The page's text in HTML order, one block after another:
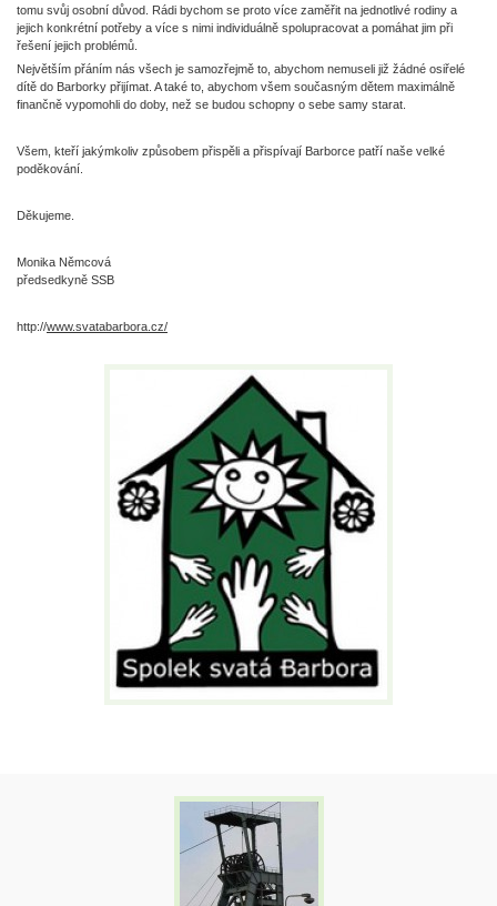
tomu svůj osobní důvod. Rádi bychom se proto více zaměřit na jednotlivé rodiny a
jejich konkrétní potřeby a více s nimi individuálně spolupracovat a pomáhat jim při
řešení jejich problémů.
Největším přáním nás všech je samozřejmě to, abychom nemuseli již žádné osiřelé
dítě do Barborky přijímat. A také to, abychom všem současným dětem maximálně
finančně vypomohli do doby, než se budou schopny o sebe samy starat.
Všem, kteří jakýmkoliv způsobem přispěli a přispívají Barborce patří naše velké
poděkování.
Děkujeme.
Monika Němcová
předsedkyně SSB
http://www.svatabarbora.cz/